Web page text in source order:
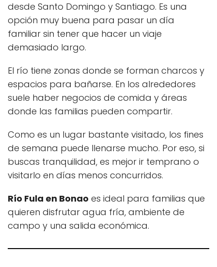
desde Santo Domingo y Santiago. Es una
opción muy buena para pasar un día
familiar sin tener que hacer un viaje
demasiado largo.
El río tiene zonas donde se forman charcos y
espacios para bañarse. En los alrededores
suele haber negocios de comida y áreas
donde las familias pueden compartir.
Como es un lugar bastante visitado, los fines
de semana puede llenarse mucho. Por eso, si
buscas tranquilidad, es mejor ir temprano o
visitarlo en días menos concurridos.
Río Fula en Bonao es ideal para familias que
quieren disfrutar agua fría, ambiente de
campo y una salida económica.